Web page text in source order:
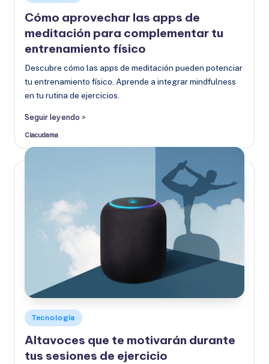
en
Cómo aprovechar las apps de
meditación para complementar tu
entrenamiento físico
Descubre cómo las apps de meditación pueden potenciar
tu entrenamiento físico. Aprende a integrar mindfulness
en tu rutina de ejercicios.
Seguir leyendo >
Publicado
Clacudama
Publicado
en
Tecnología
Altavoces que te motivarán durante
tus sesiones de ejercicio